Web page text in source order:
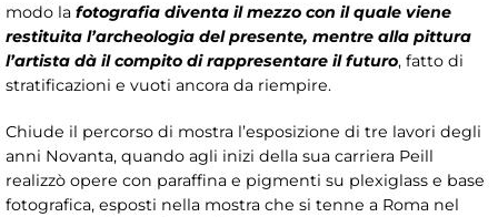
modo la fotografia diventa il mezzo con il quale viene
restituita l’archeologia del presente, mentre alla pittura
l’artista dà il compito di rappresentare il futuro, fatto di
stratificazioni e vuoti ancora da riempire.
Chiude il percorso di mostra l’esposizione di tre lavori degli
anni Novanta, quando agli inizi della sua carriera Peill
realizzò opere con paraffina e pigmenti su plexiglass e base
fotografica, esposti nella mostra che si tenne a Roma nel